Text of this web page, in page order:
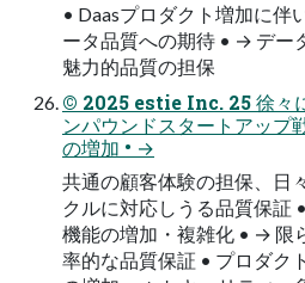
• Daasプロダクト増加に伴
ータ品質への期待 • → デー
魅力的品質の担保
© 2025 estie Inc. 25 徐々
ンパウンドスタートアップ
の増加 • →
共通の顧客体験の担保、日
クルに対応しうる品質保証
機能の増加・複雑化 • → 限
率的な品質保証 • プロダク